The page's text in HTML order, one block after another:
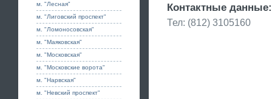
м. "Лесная"
м. "Лиговский проспект"
м. "Ломоносовская"
м. "Маяковская"
м. "Московская"
м. "Московские ворота"
м. "Нарвская"
м. "Невский проспект"
Контактные данные:
Тел: (812) 3105160